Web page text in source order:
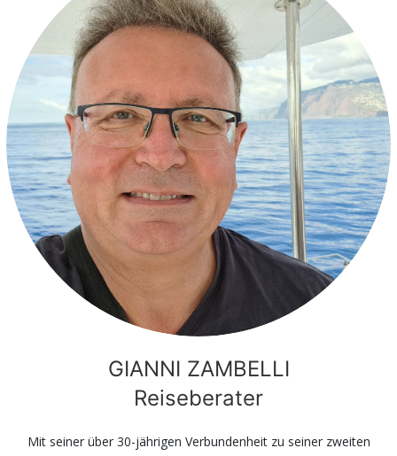
GIANNI ZAMBELLI
Reiseberater
Mit seiner über 30-jährigen Verbundenheit zu seiner zweiten